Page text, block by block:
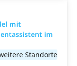
mit
im
Standorte